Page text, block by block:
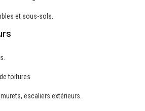
et sous-sols.
toitures.
escaliers extérieurs.